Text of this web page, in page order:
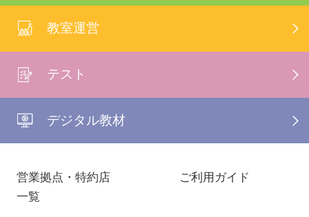
教室運営
テスト
デジタル教材
営業拠点・特約店
一覧
ご利用ガイド